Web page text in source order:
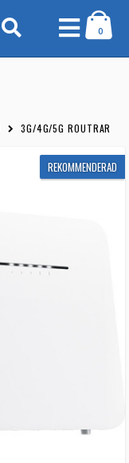
0
3G/4G/5G ROUTRAR
REKOMMENDERAD